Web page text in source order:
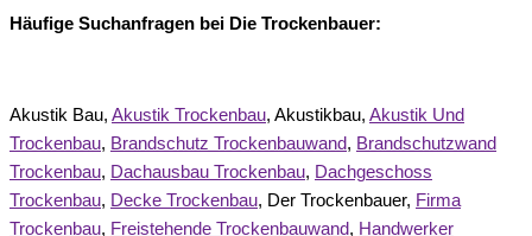
Häufige Suchanfragen bei Die Trockenbauer:
Akustik Bau, Akustik Trockenbau, Akustikbau, Akustik Und
Trockenbau, Brandschutz Trockenbauwand, Brandschutzwand
Trockenbau, Dachausbau Trockenbau, Dachgeschoss
Trockenbau, Decke Trockenbau, Der Trockenbauer, Firma
Trockenbau, Freistehende Trockenbauwand, Handwerker